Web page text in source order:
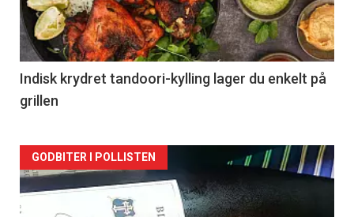
nå
-
2
Indisk krydret tandoori-kylling lager du enkelt på
grillen
Forsiden
akkurat
GODBITER I POLLISTEN